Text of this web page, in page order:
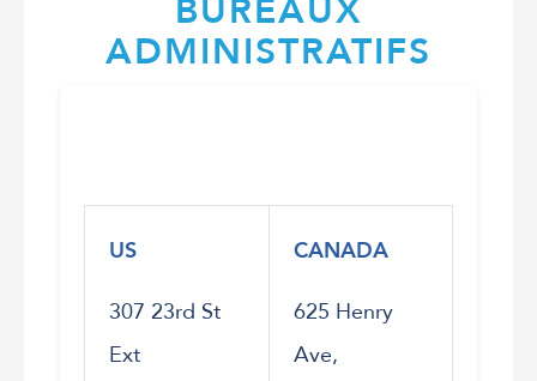
BUREAUX
ADMINISTRATIFS
US
307 23rd St
Ext
CANADA
625 Henry
Ave,